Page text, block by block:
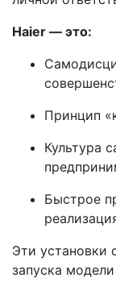
Haier — это:
Принцип
Культура
Быстрое
Эти установки
запуска модели